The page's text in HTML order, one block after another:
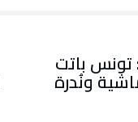
باتت
ونُدرة